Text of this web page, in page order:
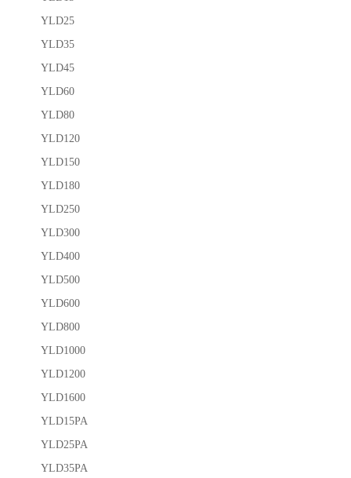
YLD25
YLD35
YLD45
YLD60
YLD80
YLD120
YLD150
YLD180
YLD250
YLD300
YLD400
YLD500
YLD600
YLD800
YLD1000
YLD1200
YLD1600
YLD15PA
YLD25PA
YLD35PA